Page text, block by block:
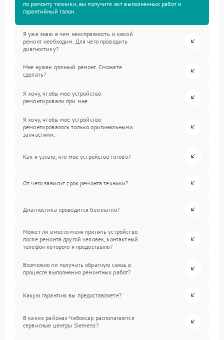
по ремонту техники, вы получите акт выполненных работ и
гарантийный талон.
Я уже знаю в чем неисправность и какой
ремонт необходим. Для чего проводить
диагностику?
Мне нужен срочный ремонт. Сможете
сделать?
Я хочу, чтобы мое устройство
ремонтировали при мне.
Я хочу, чтобы мое устройство
ремонтировалось только оригинальными
запчастями.
Как я узнаю, что мое устройство готово?
От чего зависит срок ремонта техники?
Диагностика проводится бесплатно?
Может ли вместо меня принять устройство
после ремонта другой человек, контактный
телефон которого я предоставлю?
Возможно ли получать обратную связь в
процессе выполнения ремонтных работ?
Какую гарантию вы предоставляете?
В каких районах Чебоксар располагаются
сервисные центры Siemens?